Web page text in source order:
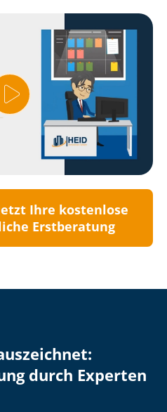
Ihre kostenlose
Erstberatung
durch Experten